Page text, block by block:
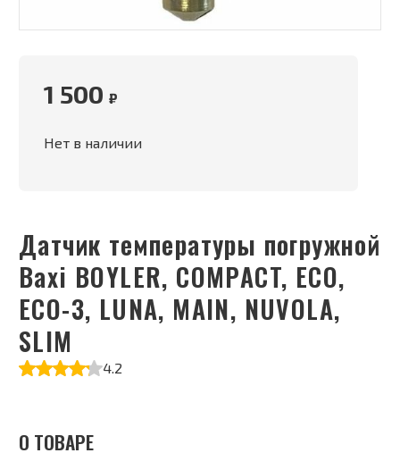
Датчик температуры погружной
Baxi BOYLER, COMPACT, ECO,
ECO-3, LUNA, MAIN, NUVOLA,
SLIM
4.2
1 500 ₽
Нет в наличии
О ТОВАРЕ